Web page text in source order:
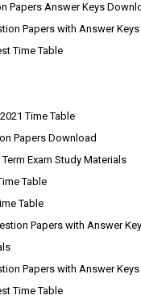
Papers Answer Keys
Papers with Answer
Time Table
Time Table
Papers Download
Exam Study Materials
Table
Table
Papers with Answer
Papers with Answer
Time Table